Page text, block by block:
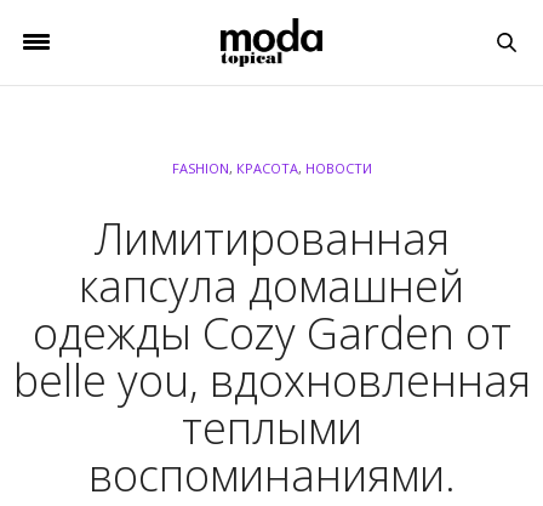
FASHION, КРАСОТА, НОВОСТИ
Лимитированная
капсула домашней
одежды Cozy Garden от
belle you, вдохновленная
теплыми
воспоминаниями.